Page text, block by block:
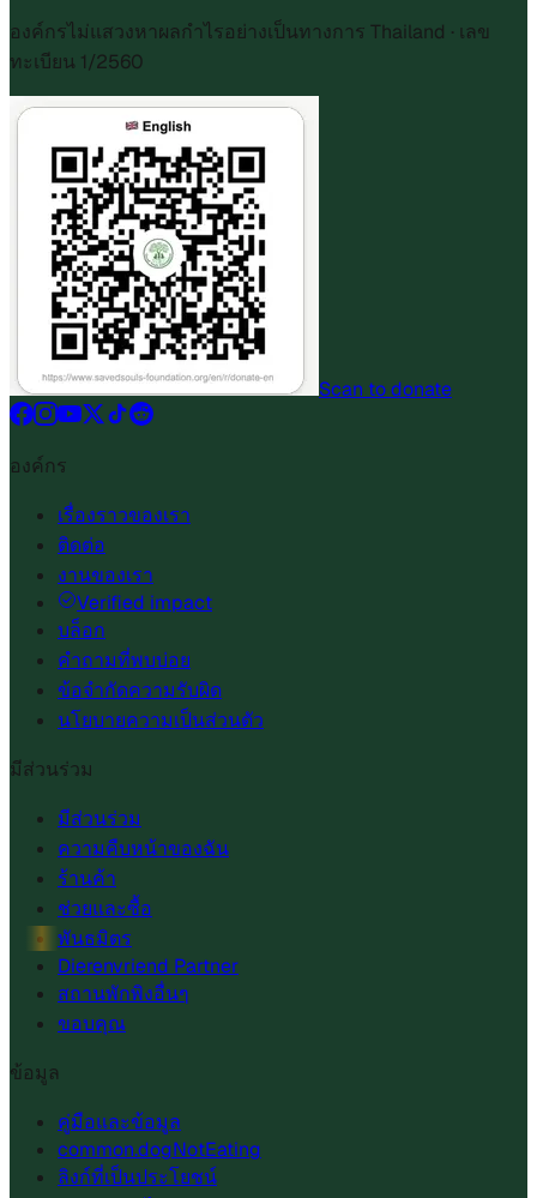
องค์กรไม่แสวงหาผลกำไรอย่างเป็นทางการ Thailand · เลข
ทะเบียน 1/2560
Scan to donate
องค์กร
เรื่องราวของเรา
ติดต่อ
งานของเรา
Verified impact
บล็อก
คำถามที่พบบ่อย
ข้อจำกัดความรับผิด
นโยบายความเป็นส่วนตัว
มีส่วนร่วม
มีส่วนร่วม
ความคืบหน้าของฉัน
ร้านค้า
ช่วยและซื้อ
พันธมิตร
Dierenvriend Partner
สถานพักพิงอื่นๆ
ขอบคุณ
ข้อมูล
คู่มือและข้อมูล
common.dogNotEating
ลิงก์ที่เป็นประโยชน์